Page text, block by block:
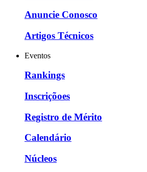
Anuncie Conosco
Artigos Técnicos
Eventos
Rankings
Inscriçõoes
Registro de Mérito
Calendário
Núcleos